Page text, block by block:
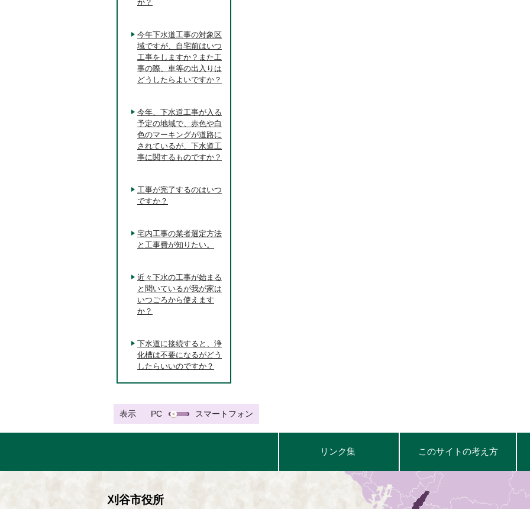
か？
今年下水道工事の対象区
域ですが、自宅前はいつ
工事をしますか？また工
事の際、車等の出入りは
どうしたらよいですか？
今年、下水道工事が入る
予定の地域で、赤色や白
色のマーキングが道路に
されているが、下水道工
事に関するものですか？
工事が完了するのはいつ
ですか？
宅内工事の業者選定方法
と工事費が知りたい。
近々下水の工事が始まる
と聞いているが我が家は
いつごろから使えます
か？
下水道に接続すると、浄
化槽は不要になるがどう
したらいいのですか？
表示 PC スマートフォン
リンク集 このサイトの考え方
刈谷市役所